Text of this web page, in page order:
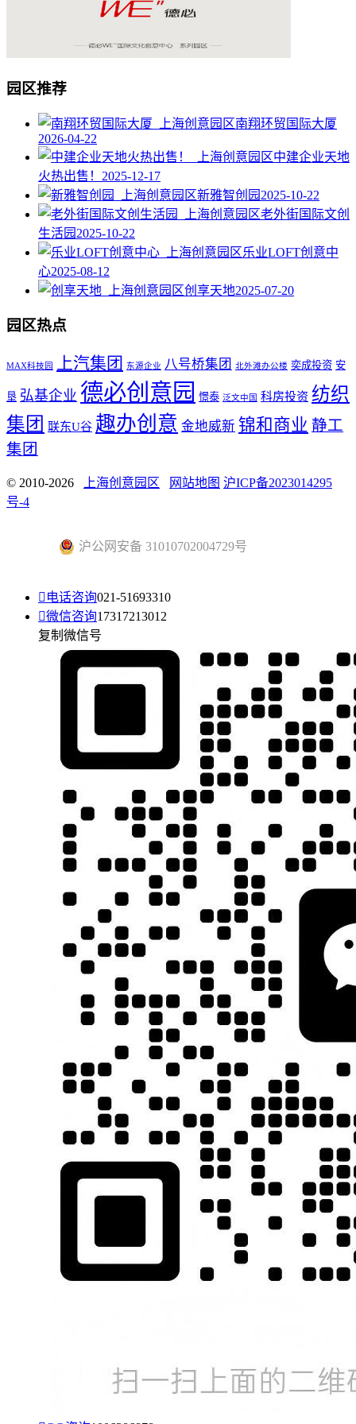
园区推荐
南翔环贸国际大厦
2026-04-22
中建企业天地
火热出售！ 2025-12-17
新雅智创园 2025-10-22
老外街国际文创
生活园 2025-10-22
乐业LOFT创意中
心2025-08-12
创享天地2025-07-20
园区热点
MAX科技园 上汽集团 东源企业 八号桥集团 北外滩办公楼 奕成投资 安
垦 弘基企业 德必创意园 憬泰 泛文中国 科房投资 纺织
集团 联东U谷 趣办创意 金地威新 锦和商业 静工
集团
© 2010-2026 上海创意园区 网站地图 沪ICP备2023014295
号-4
沪公网安备 31010702004729号
 电话咨询021-51693310
微信咨询17317213012
复制微信号